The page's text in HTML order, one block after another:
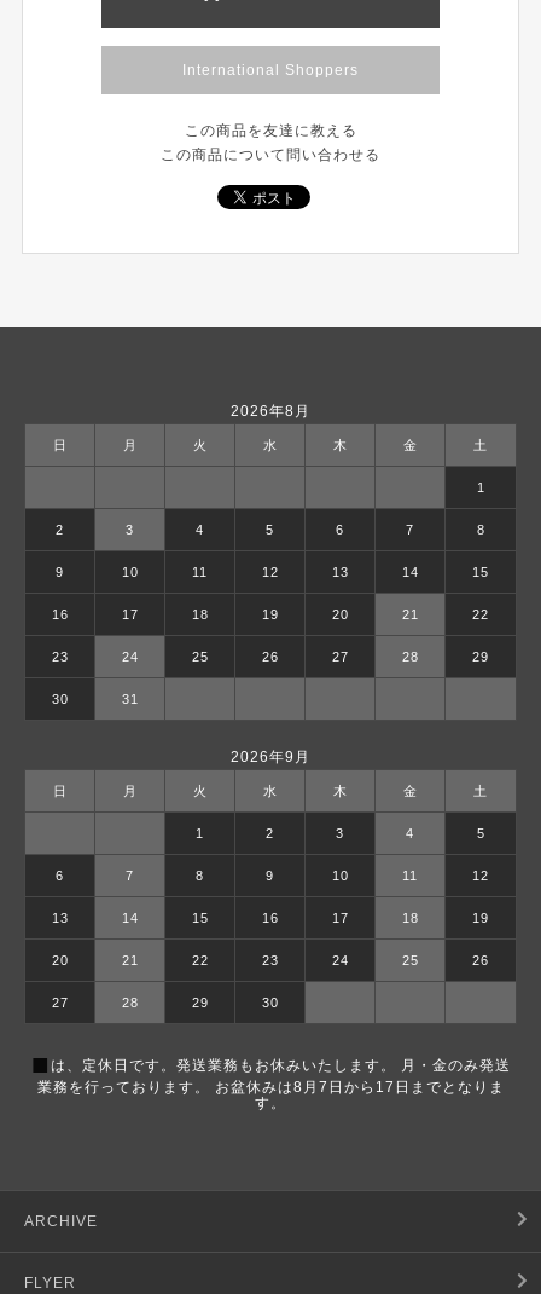
International Shoppers
この商品を友達に教える
この商品について問い合わせる
2026年8月
日 月 火 水 木 金 土
1
2 3 4 5 6 7 8
9 10 11 12 13 14 15
16 17 18 19 20 21 22
23 24 25 26 27 28 29
30 31
2026年9月
日 月 火 水 木 金 土
1 2 3 4 5
6 7 8 9 10 11 12
13 14 15 16 17 18 19
20 21 22 23 24 25 26
27 28 29 30
■ は、定休日です。発送業務もお休みいたします。 月・金のみ発送
業務を行っております。 お盆休みは8月7日から17日までとなりま
す。
ARCHIVE
FLYER